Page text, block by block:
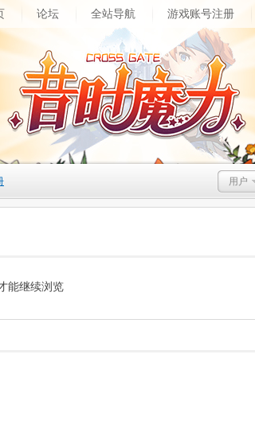
论坛 全站导航 游戏账号注册
用户
能继续浏览